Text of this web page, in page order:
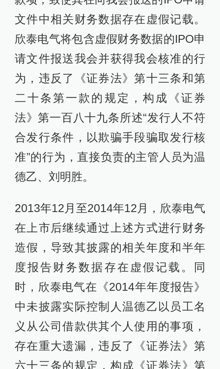
文件中相关财务数据存在虚假记载。
欣泰电气将包含虚假财务数据的IPO申
请文件报送我会并获得我会核准的行
为，违反了《证券法》第十三条和第
二十条第一款的规定，构成《证券
法》第一百八十九条所述“发行人不符
合发行条件，以欺骗手段骗取发行核
准”的行为，直接负责的主管人员为温
德乙、刘明胜。
2013年12月至2014年12月，欣泰电气
在上市后继续通过上述方式进行财务
造假，导致其披露的相关年度和半年
度报告财务数据存在虚假记载。同
时，欣泰电气在《2014年年度报告》
中未披露实际控制人温德乙以员工名
义从公司借款供其个人使用的事项，
存在重大遗漏，违反了《证券法》第
六十三条的规定，构成《证券法》第